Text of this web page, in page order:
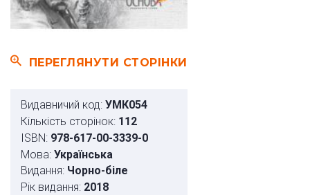
ПЕРЕГЛЯНУТИ СТОРІНКИ
Видавничий код: УМК054
Кількість сторінок: 112
ISBN: 978-617-00-3339-0
Мова: Українська
Видання: Чорно-біле
Рік видання: 2018